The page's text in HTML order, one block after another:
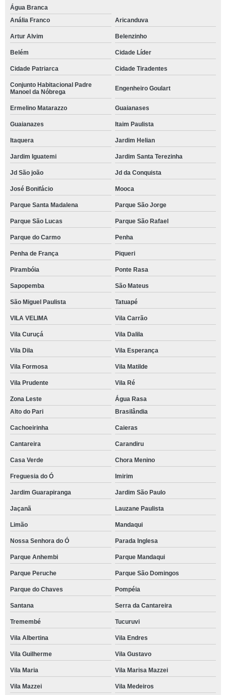
Água Branca
Anália Franco
Aricanduva
Artur Alvim Belenzinho
Belém Cidade Líder
Cidade Patriarca Cidade Tiradentes
Conjunto Habitacional Padre
Manoel da Nóbrega
Engenheiro Goulart
Ermelino Matarazzo Guaianases
Guaianazes Itaim Paulista
Itaquera Jardim Helian
Jardim Iguatemi Jardim Santa Terezinha
Jd São joão Jd da Conquista
José Bonifácio Mooca
Parque Santa Madalena Parque São Jorge
Parque São Lucas Parque São Rafael
Parque do Carmo Penha
Penha de França Piqueri
Pirambóia Ponte Rasa
Sapopemba São Mateus
São Miguel Paulista Tatuapé
VILA VELIMA Vila Carrão
Vila Curuçá Vila Dalila
Vila Dila Vila Esperança
Vila Formosa Vila Matilde
Vila Prudente Vila Ré
Zona Leste
Água Rasa
Alto do Pari
Brasilândia
Cachoeirinha Caieras
Cantareira Carandiru
Casa Verde Chora Menino
Freguesia do Ó Imirim
Jardim Guarapiranga Jardim São Paulo
Jaçanã Lauzane Paulista
Limão Mandaqui
Nossa Senhora do Ó Parada Inglesa
Parque Anhembi Parque Mandaqui
Parque Peruche Parque São Domingos
Parque do Chaves Pompéia
Santana Serra da Cantareira
Tremembé Tucuruvi
Vila Albertina Vila Endres
Vila Guilherme Vila Gustavo
Vila Maria Vila Marisa Mazzei
Vila Mazzei
Vila Medeiros